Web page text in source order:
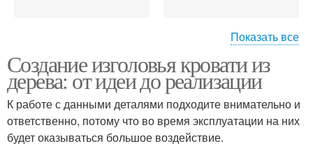
Кровати из березы Кровати из бука
Показать все
Создание изголовья кровати из
дерева: от идеи до реализации
К работе с данными деталями подходите внимательно и
ответственно, потому что во время эксплуатации на них
будет оказываться большое воздействие.